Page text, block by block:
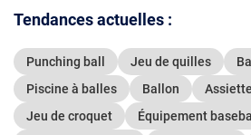
Tendances actuelles :
Punching ball Jeu de quilles
Piscine à balles
Ballon
Jeu de croquet
Équipement